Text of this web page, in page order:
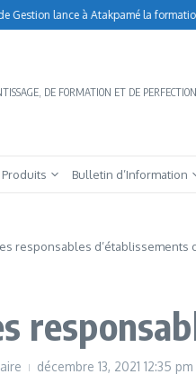
lance à Atakpamé la formation
DE FORMATION ET DE
Produits Bulletin d’Information
responsables d’établissements
décembre 13, 2021 12:35 pm